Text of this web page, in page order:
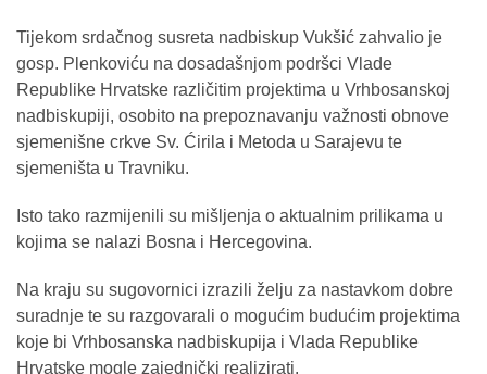
Tijekom srdačnog susreta nadbiskup Vukšić zahvalio je
gosp. Plenkoviću na dosadašnjom podršci Vlade
Republike Hrvatske različitim projektima u Vrhbosanskoj
nadbiskupiji, osobito na prepoznavanju važnosti obnove
sjemenišne crkve Sv. Ćirila i Metoda u Sarajevu te
sjemeništa u Travniku.
Isto tako razmijenili su mišljenja o aktualnim prilikama u
kojima se nalazi Bosna i Hercegovina.
Na kraju su sugovornici izrazili želju za nastavkom dobre
suradnje te su razgovarali o mogućim budućim projektima
koje bi Vrhbosanska nadbiskupija i Vlada Republike
Hrvatske mogle zajednički realizirati.